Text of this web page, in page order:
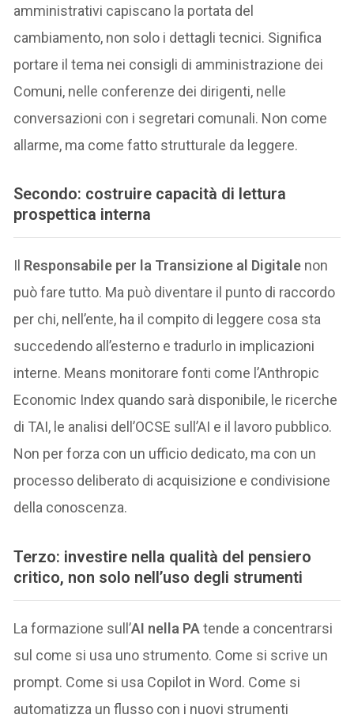
amministrativi capiscano la portata del
cambiamento, non solo i dettagli tecnici. Significa
portare il tema nei consigli di amministrazione dei
Comuni, nelle conferenze dei dirigenti, nelle
conversazioni con i segretari comunali. Non come
allarme, ma come fatto strutturale da leggere.
Secondo: costruire capacità di lettura
prospettica interna
Il Responsabile per la Transizione al Digitale non
può fare tutto. Ma può diventare il punto di raccordo
per chi, nell’ente, ha il compito di leggere cosa sta
succedendo all’esterno e tradurlo in implicazioni
interne. Means monitorare fonti come l’Anthropic
Economic Index quando sarà disponibile, le ricerche
di TAI, le analisi dell’OCSE sull’AI e il lavoro pubblico.
Non per forza con un ufficio dedicato, ma con un
processo deliberato di acquisizione e condivisione
della conoscenza.
Terzo: investire nella qualità del pensiero
critico, non solo nell’uso degli strumenti
La formazione sull’AI nella PAtende a concentrarsi
sul come si usa uno strumento. Come si scrive un
prompt. Come si usa Copilot in Word. Come si
automatizza un flusso con i nuovi strumenti